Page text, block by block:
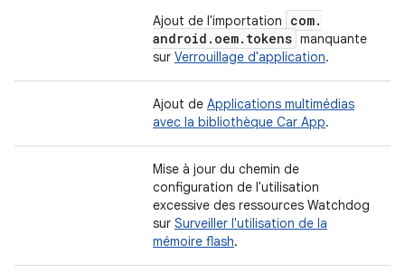
Ajout de l'importation com.
android . oem. tokens manquante
sur Verrouillage d'application.
Ajout de Applications multimédias
avec la bibliothèque Car App.
Mise à jour du chemin de
configuration de l'utilisation
excessive des ressources Watchdog
sur Surveiller l'utilisation de la
mémoire flash.